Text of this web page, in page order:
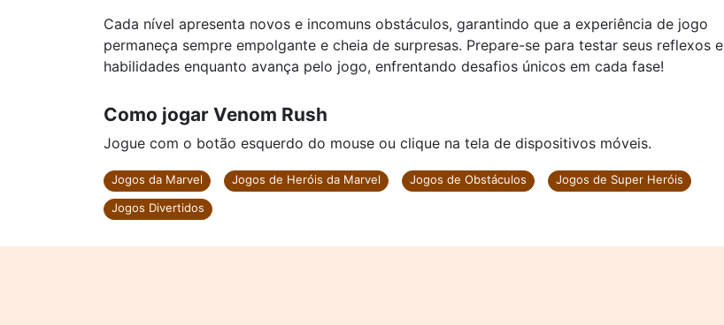
Cada nível apresenta novos e incomuns obstáculos, garantindo que a experiência de jogo
permaneça sempre empolgante e cheia de surpresas. Prepare-se para testar seus reflexos e
habilidades enquanto avança pelo jogo, enfrentando desafios únicos em cada fase!
Como jogar Venom Rush
Jogue com o botão esquerdo do mouse ou clique na tela de dispositivos móveis.
Jogos da Marvel Jogos de Heróis da Marvel Jogos de Obstáculos
Jogos de Super Heróis
Jogos Divertidos